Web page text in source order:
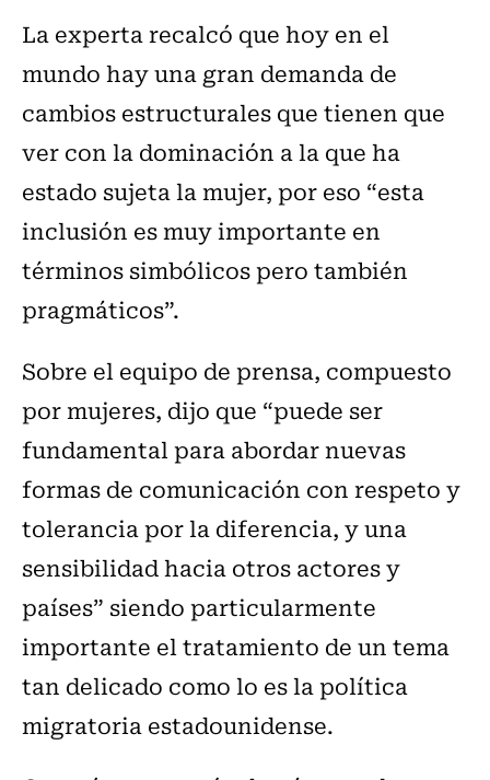
La experta recalcó que hoy en el
mundo hay una gran demanda de
cambios estructurales que tienen que
ver con la dominación a la que ha
estado sujeta la mujer, por eso “esta
inclusión es muy importante en
términos simbólicos pero también
pragmáticos”.
Sobre el equipo de prensa, compuesto
por mujeres, dijo que “puede ser
fundamental para abordar nuevas
formas de comunicación con respeto y
tolerancia por la diferencia, y una
sensibilidad hacia otros actores y
países” siendo particularmente
importante el tratamiento de un tema
tan delicado como lo es la política
migratoria estadounidense.